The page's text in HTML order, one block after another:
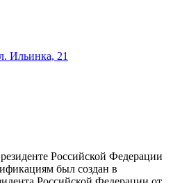
Ильинка, 21
Российской Федерации
был создан в